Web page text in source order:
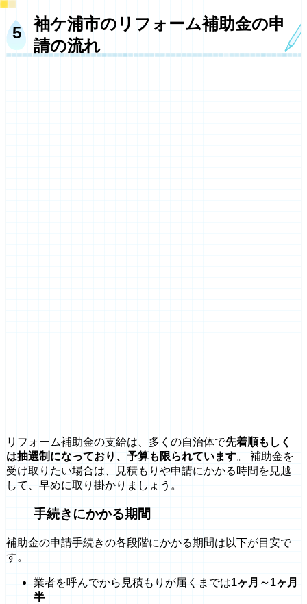
袖ケ浦市のリフォーム補助金の申
請の流れ
リフォーム補助金の支給は、多くの自治体で先着順もしく
は抽選制になっており、予算も限られています。 補助金を
受け取りたい場合は、見積もりや申請にかかる時間を見越
して、早めに取り掛かりましょう。
手続きにかかる期間
補助金の申請手続きの各段階にかかる期間は以下が目安で
す。
業者を呼んでから見積もりが届くまでは1ヶ月～1ヶ月
半